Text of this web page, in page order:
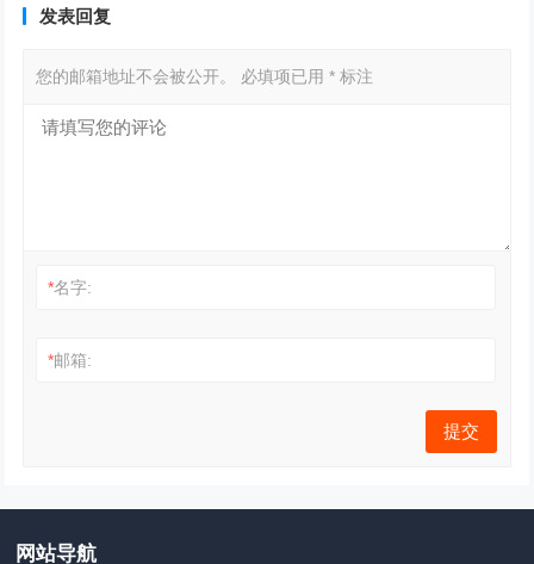
发表回复
您的邮箱地址不会被公开。 必填项已用* 标注
*名字:
*邮箱:
网站导航